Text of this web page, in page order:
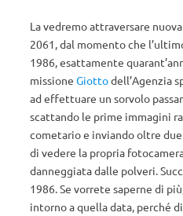
La vedremo attraversare
2061, dal momento che
1986, esattamente
missione Giottodell’Agenzia
ad effettuare un sorvolo
scattando le prime immagini
cometario e inviando oltre
di vedere la propria
danneggiata dalle polveri.
1986. Se vorrete saperne di
intorno a quella data, perché